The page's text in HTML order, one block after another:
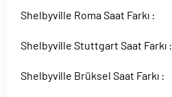
Shelbyville Roma Saat Farkı :
Shelbyville Stuttgart Saat Farkı :
Shelbyville Brüksel Saat Farkı :